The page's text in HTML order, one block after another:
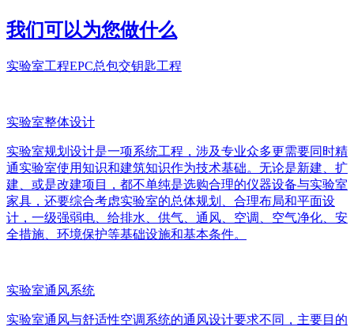
我们可以为您做什么
实验室工程EPC总包交钥匙工程
实验室整体设计
实验室规划设计是一项系统工程，涉及专业众多更需要同时精
通实验室使用知识和建筑知识作为技术基础。无论是新建、扩
建、或是改建项目，都不单纯是选购合理的仪器设备与实验室
家具，还要综合考虑实验室的总体规划、合理布局和平面设
计，一级强弱电、给排水、供气、通风、空调、空气净化、安
全措施、环境保护等基础设施和基本条件。
实验室通风系统
实验室通风与舒适性空调系统的通风设计要求不同，主要目的